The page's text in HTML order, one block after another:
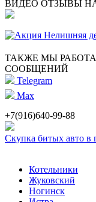
ВИДЕО ОТЗЫВЫ
ТАКЖЕ МЫ
СООБЩЕНИЙ
Telegram
Max
+7(916)640-99-88
Скупка битых авто в
Котельники
Жуковский
Ногинск